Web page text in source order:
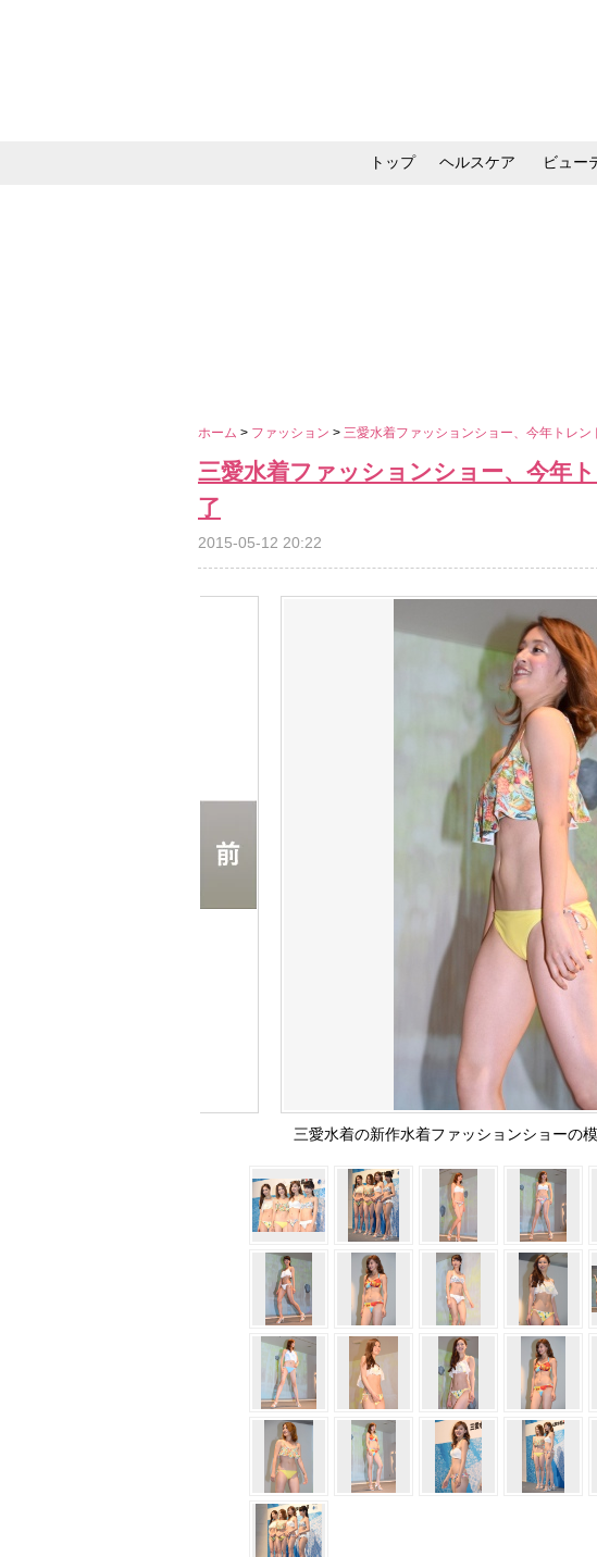
トップ ヘルスケア ビュー
ホーム > ファッション > 三愛水着ファッションショー、今年トレン
三愛水着ファッションショー、今年
了
2015-05-12 20:22
三愛水着の新作水着ファッションショーの